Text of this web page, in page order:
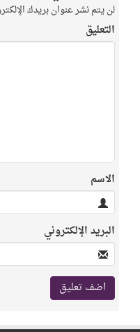
لن يتم نشر عنوان بريدك
التعليق
الاسم
البريد الإلكتروني